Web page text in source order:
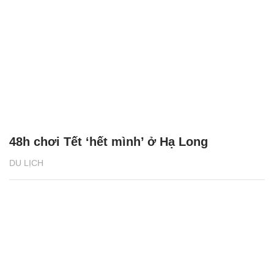
DU LỊCH
48h chơi Tết ‘hết mình’ ở Hạ Long